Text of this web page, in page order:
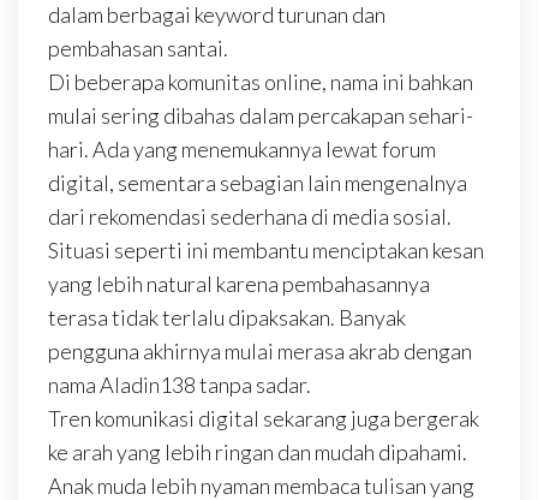
dalam berbagai keyword turunan dan
pembahasan santai.
Di beberapa komunitas online, nama ini bahkan
mulai sering dibahas dalam percakapan sehari-
hari. Ada yang menemukannya lewat forum
digital, sementara sebagian lain mengenalnya
dari rekomendasi sederhana di media sosial.
Situasi seperti ini membantu menciptakan kesan
yang lebih natural karena pembahasannya
terasa tidak terlalu dipaksakan. Banyak
pengguna akhirnya mulai merasa akrab dengan
nama Aladin138 tanpa sadar.
Tren komunikasi digital sekarang juga bergerak
ke arah yang lebih ringan dan mudah dipahami.
Anak muda lebih nyaman membaca tulisan yang